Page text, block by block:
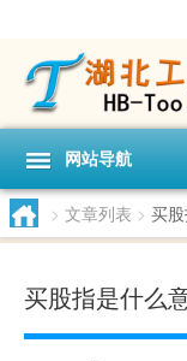
网站导航
> 文章列表 > 买
买股指是什么